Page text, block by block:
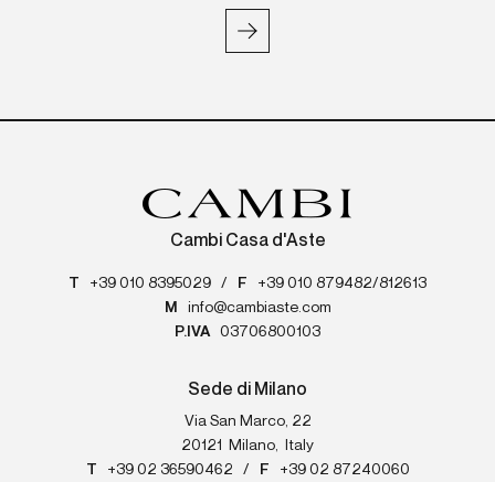
Cambi Casa d'Aste
T +39 010 8395029 / F
+39 010 879482/812613
M
info@cambiaste.com
P.IVA
03706800103
Sede di Milano
Via San Marco, 22
20121
Milano,
Italy
T
+39 02 36590462 / F
+39 02 87240060